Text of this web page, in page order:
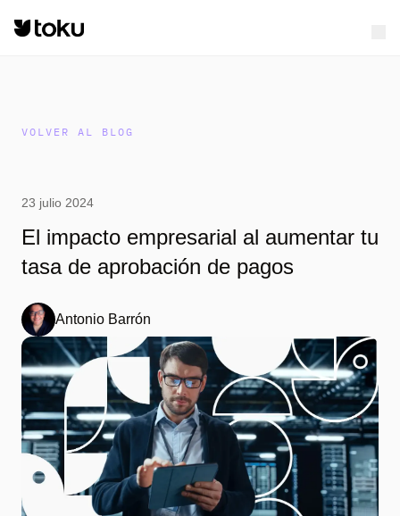
VOLVER AL BLOG
23 julio 2024
El impacto empresarial al aumentar tu
tasa de aprobación de pagos
Antonio Barrón